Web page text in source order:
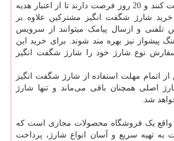
30% اعتبار هدیه دریافت کنند و 20 روز فرصت دارند تا از اعتبار هدیه
خرید شارژ شگفت انگیز مشترکین علاوه بر
تلفنی و ازسال پیامک میتوانند از سرویس
پیشواز نیز بهره مند شوند. برای خرید این
نوع شارژ خود را شارژ شگفت انگیز
اتمام مهلت استفاده از شارژ شگفت انگیز
اصلی همچنان باقی می‌ماند و تنها شارژ
شد.
واقع یک فروشگاه محصولات مجازی است که
به تهیه سریع و آسان انواع شارژ، پرداخت